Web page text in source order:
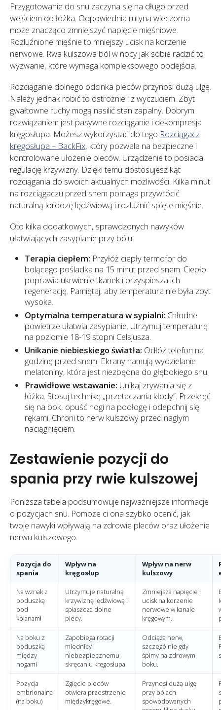
Przygotowanie do snu zaczyna się na długo przed
wejściem do łóżka. Odpowiednia rutyna wieczorna
może znacząco zmniejszyć napięcie mięśniowe.
Rozluźnione mięśnie to mniejszy ucisk na korzenie
nerwowe. Rwa kulszowa ból w nocy jak sobie radzić to
wyzwanie, które wymaga kompleksowego podejścia.
Rozciąganie dolnego odcinka pleców przynosi dużą ulgę.
Należy jednak robić to ostrożnie i z wyczuciem. Zbyt
gwałtowne ruchy mogą nasilić stan zapalny. Dobrym
rozwiązaniem jest pasywne rozciąganie i dekompresja
kręgosłupa. Możesz wykorzystać do tego Rozciągacz
kręgosłupa – BackFix, który pozwala na bezpieczne i
kontrolowane ułożenie pleców. Urządzenie to posiada
regulację krzywizny. Dzięki temu dostosujesz kąt
rozciągania do swoich aktualnych możliwości. Kilka minut
na rozciągaczu przed snem pomaga przywrócić
naturalną lordozę lędźwiową i rozluźnić spięte mięśnie.
Oto kilka dodatkowych, sprawdzonych nawyków
ułatwiających zasypianie przy bólu:
Terapia ciepłem: Przyłóż ciepły termofor do
bolącego pośladka na 15 minut przed snem. Ciepło
poprawia ukrwienie tkanek i przyspiesza ich
regenerację. Pamiętaj, aby temperatura nie była zbyt
wysoka.
Optymalna temperatura w sypialni: Chłodne
powietrze ułatwia zasypianie. Utrzymuj temperaturę
na poziomie 18-19 stopni Celsjusza.
Unikanie niebieskiego światła: Odłóż telefon na
godzinę przed snem. Ekrany hamują wydzielanie
melatoniny, która jest niezbędna do głębokiego snu.
Prawidłowe wstawanie: Unikaj zrywania się z
łóżka. Stosuj technikę „przetaczania kłody”. Przekręć
się na bok, opuść nogi na podłogę i odepchnij się
rękami. Chroni to nerw kulszowy przed nagłym
naciągnięciem.
Zestawienie pozycji do
spania przy rwie kulszowej
Poniższa tabela podsumowuje najważniejsze informacje
o pozycjach snu. Pomoże ci ona szybko ocenić, jak
twoje nawyki wpływają na zdrowie pleców oraz ułożenie
nerwu kulszowego.
Pozycja do
spania
Wpływ na
kręgosłup
Wpływ na nerw
kulszowy
Na wznak z
poduszką
pod
kolanami
Utrzymuje naturalną
krzywiznę lędźwiową i
spłaszcza dolne
plecy.
Zmniejsza napięcie i
ucisk na korzenie
nerwowe w kanale
kręgowym.
Na boku z
poduszką
między
nogami
Zapobiega rotacji
miednicy i
niebezpiecznemu
skręcaniu kręgosłupa.
Odciąża nerw,
szczególnie gdy
śpimy na zdrowym
boku.
Pozycja
embrionalna
(na boku)
Zgięcie pleców
otwiera przestrzenie
międzykręgowe.
Przynosi dużą ulgę
przy bólach
spowodowanych